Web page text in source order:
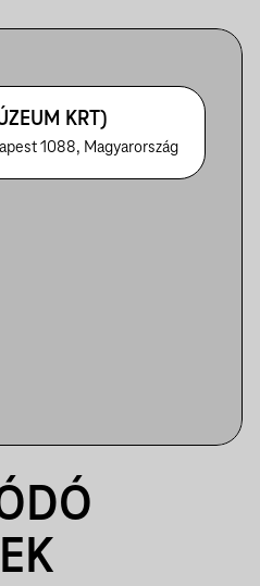
KRT)
1088, Magyarország